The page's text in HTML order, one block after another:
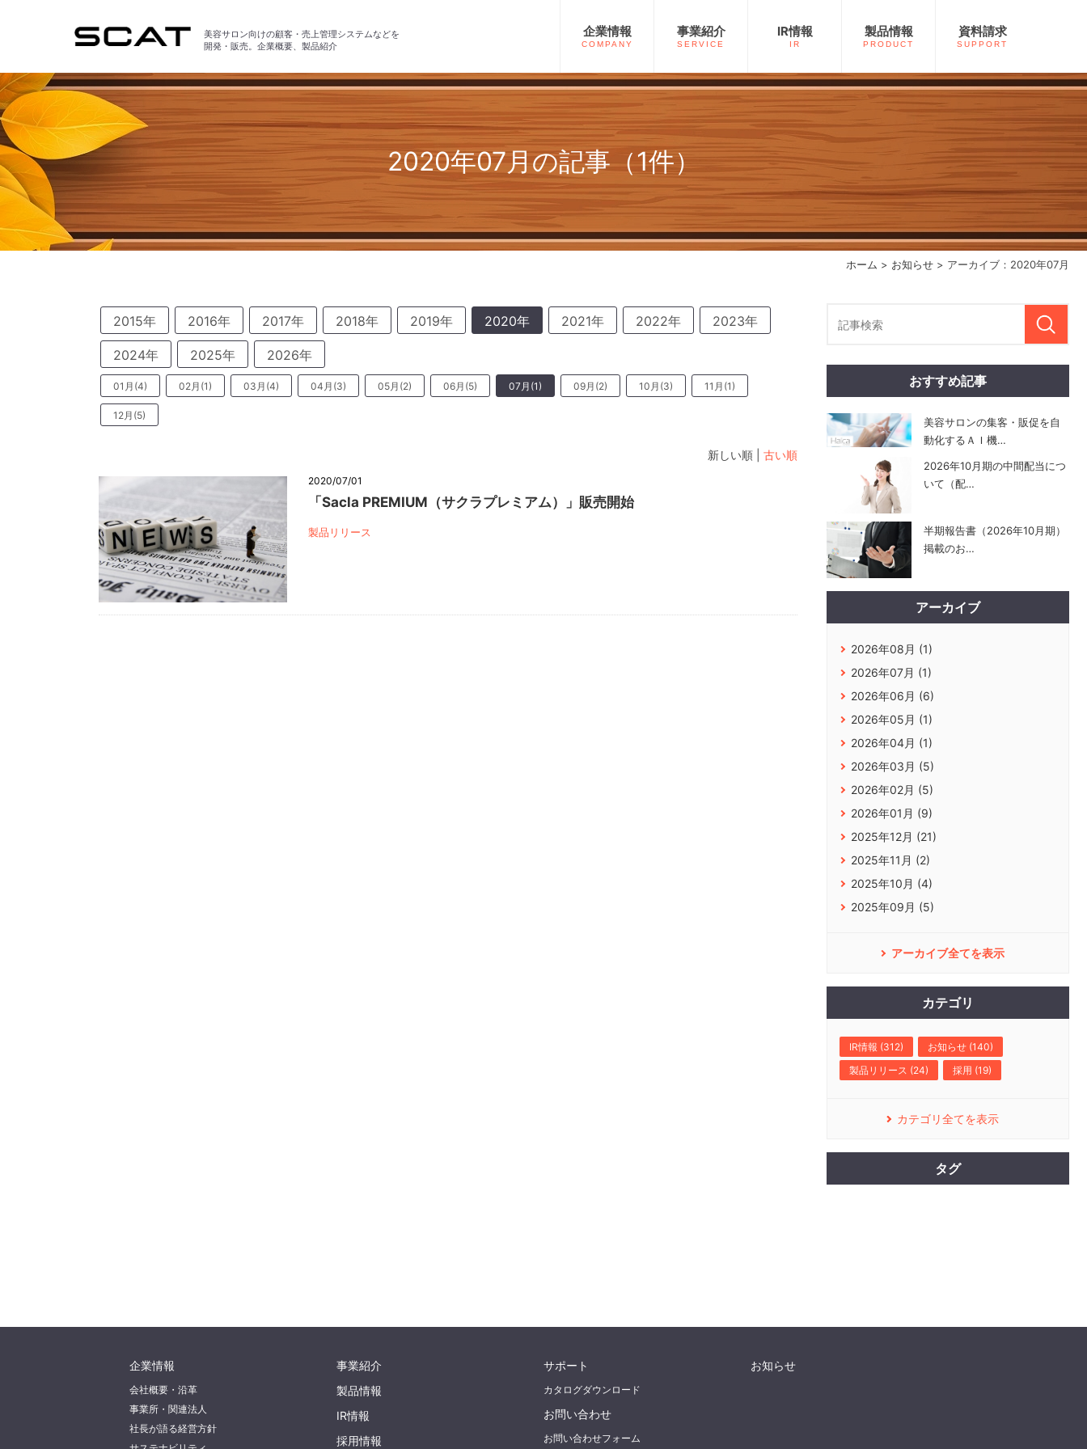
美容サロン向けの顧客・売上管理システムなどを
開発・販売。企業概要、製品紹介
企業情報
COMPANY
事業紹介
SERVICE
IR情報
IR
製品情報
PRODUCT
資料請求
SUPPORT
ホーム > お知らせ > アーカイブ：2020年07月
2020年07月の記事（1件）
2015年 2016年 2017年 2018年 2019年 2020年 2021年 2022年 2023年
2024年 2025年 2026年
01月(4) 02月(1) 03月(4) 04月(3) 05月(2) 06月(5) 07月(1) 09月(2) 10月(3) 11月(1)
12月(5)
新しい順 | 古い順
2020/07/01
「Sacla PREMIUM（サクラプレミアム）」販売開始
製品リリース
おすすめ記事
美容サロンの集客・販促を自
動化するＡＩ機…
2026年10月期の中間配当につ
いて（配…
半期報告書（2026年10月期）
掲載のお…
アーカイブ
2026年08月 (1)
2026年07月 (1)
2026年06月 (6)
2026年05月 (1)
2026年04月 (1)
2026年03月 (5)
2026年02月 (5)
2026年01月 (9)
2025年12月 (21)
2025年11月 (2)
2025年10月 (4)
2025年09月 (5)
アーカイブ全てを表示
カテゴリ
IR情報 (312)
お知らせ (140)
製品リリース (24)
採用 (19)
カテゴリ全てを表示
タグ
企業情報
会社概要・沿革
事業所・関連法人
社長が語る経営方針
事業紹介
製品情報
IR情報
採用情報
サポート
カタログダウンロード
お問い合わせ
お問い合わせフォーム
お知らせ